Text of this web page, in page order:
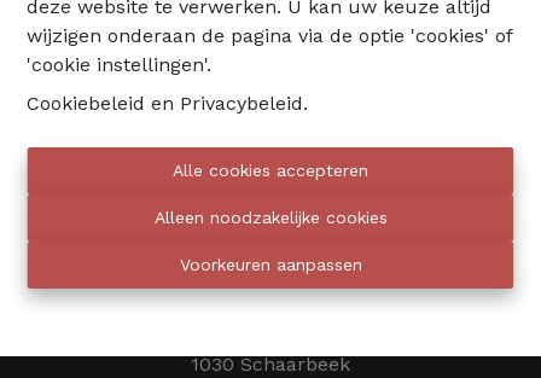
deze website te verwerken. U kan uw keuze altijd
wijzigen onderaan de pagina via de optie 'cookies' of
'cookie instellingen'.
Cookiebeleid en Privacybeleid.
Alle cookies accepteren
Alleen noodzakelijke cookies
Voorkeuren aanpassen
02 735 18 38
Eventimmo chasseurs
1030 Schaarbeek